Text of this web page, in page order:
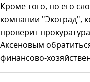
Кроме того, по его
компании "Экоград",
проверит
Аксеновым
финансово-